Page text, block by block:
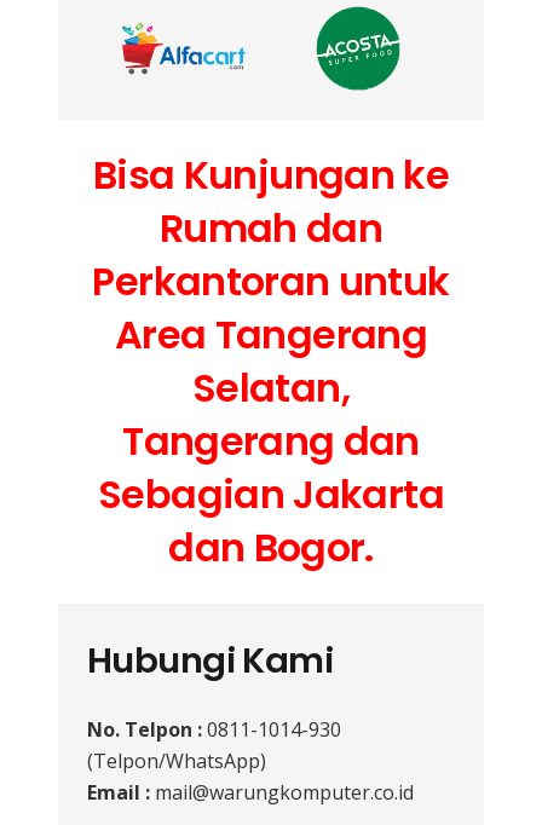
Bisa Kunjungan ke
Rumah dan
Perkantoran untuk
Area Tangerang
Selatan,
Tangerang dan
Sebagian Jakarta
dan Bogor.
Hubungi Kami
No. Telpon :0811-1014-930
(Telpon/WhatsApp)
Email : mail@warungkomputer.co.id